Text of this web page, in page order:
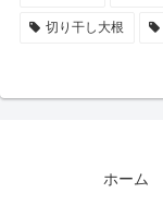
切り干し大根
ホーム